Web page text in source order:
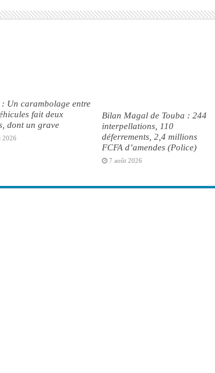
Un carambolage entre
fait deux
dont un grave
2026
Bilan Magal de Touba : 244
interpellations, 110
déferrements, 2,4 millions
FCFA d’amendes (Police)
7 août 2026